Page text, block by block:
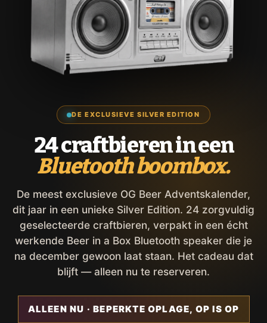
DE EXCLUSIEVE SILVER EDITION
24 craftbieren in een
Bluetooth boombox.
De meest exclusieve OG Beer Adventskalender,
dit jaar in een unieke Silver Edition. 24 zorgvuldig
geselecteerde craftbieren, verpakt in een écht
werkende Beer in a Box Bluetooth speaker die je
na december gewoon laat staan. Het cadeau dat
blijft — alleen nu te reserveren.
ALLEEN NU · BEPERKTE OPLAGE, OP IS OP